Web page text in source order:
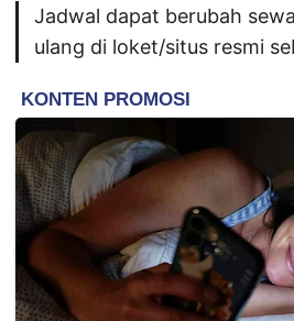
Jadwal dapat berubah
ulang di loket/situs resmi